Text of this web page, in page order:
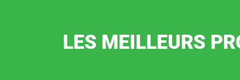
LES MEILLEURS